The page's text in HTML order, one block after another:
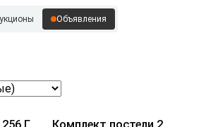
Объявления